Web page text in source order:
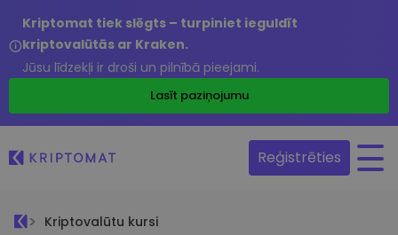
Kriptomat tiek slēgts – turpiniet ieguldīt
kriptovalūtās ar Kraken.
Jūsu līdzekļi ir droši un pilnībā pieejami.
Lasīt paziņojumu
Reģistrēties
Kriptovalūtu kursi